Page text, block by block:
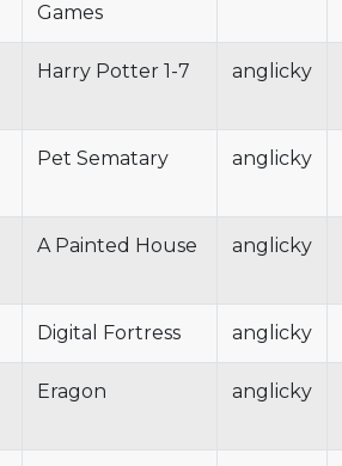
Games
Harry Potter 1-7 anglicky
Pet Sematary anglicky
A Painted House anglicky
Digital Fortress anglicky
Eragon anglicky